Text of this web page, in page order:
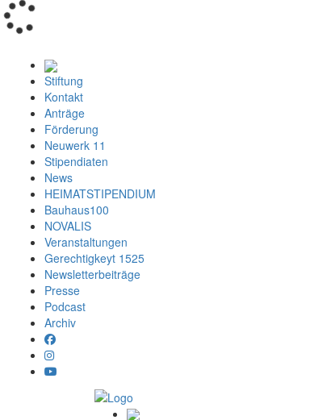
Stiftung
Kontakt
Anträge
Förderung
Neuwerk 11
Stipendiaten
News
HEIMATSTIPENDIUM
Bauhaus100
NOVALIS
Veranstaltungen
Gerechtigkeyt 1525
Newsletterbeiträge
Presse
Podcast
Archiv